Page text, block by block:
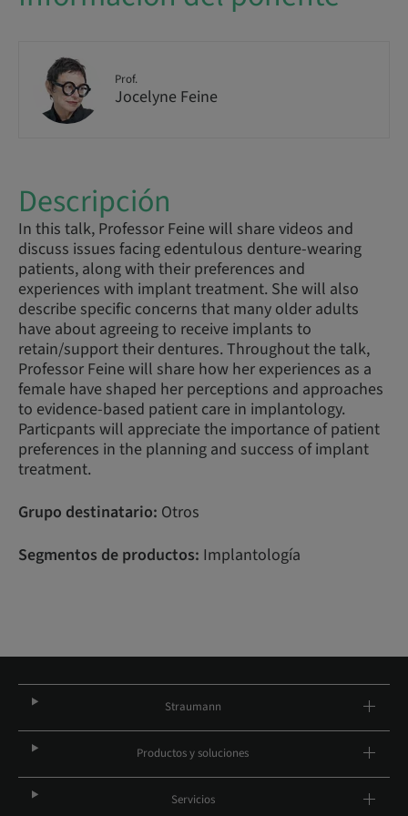
Prof.
Jocelyne Feine
Descripción
In this talk, Professor Feine will share videos and
discuss issues facing edentulous denture-wearing
patients, along with their preferences and
experiences with implant treatment. She will also
describe specific concerns that many older adults
have about agreeing to receive implants to
retain/support their dentures. Throughout the talk,
Professor Feine will share how her experiences as a
female have shaped her perceptions and approaches
to evidence-based patient care in implantology.
Particpants will appreciate the importance of patient
preferences in the planning and success of implant
treatment.
Grupo destinatario: Otros
Segmentos de productos: Implantología
Straumann
Productos y soluciones
Servicios